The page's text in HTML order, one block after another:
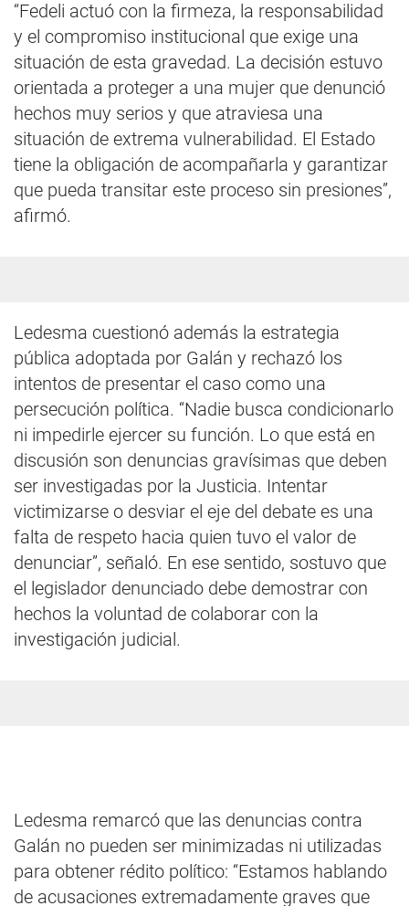
“Fedeli actuó con la firmeza, la responsabilidad
y el compromiso institucional que exige una
situación de esta gravedad. La decisión estuvo
orientada a proteger a una mujer que denunció
hechos muy serios y que atraviesa una
situación de extrema vulnerabilidad. El Estado
tiene la obligación de acompañarla y garantizar
que pueda transitar este proceso sin presiones”,
afirmó.
Ledesma cuestionó además la estrategia
pública adoptada por Galán y rechazó los
intentos de presentar el caso como una
persecución política. “Nadie busca condicionarlo
ni impedirle ejercer su función. Lo que está en
discusión son denuncias gravísimas que deben
ser investigadas por la Justicia. Intentar
victimizarse o desviar el eje del debate es una
falta de respeto hacia quien tuvo el valor de
denunciar”, señaló. En ese sentido, sostuvo que
el legislador denunciado debe demostrar con
hechos la voluntad de colaborar con la
investigación judicial.
Ledesma remarcó que las denuncias contra
Galán no pueden ser minimizadas ni utilizadas
para obtener rédito político: “Estamos hablando
de acusaciones extremadamente graves que